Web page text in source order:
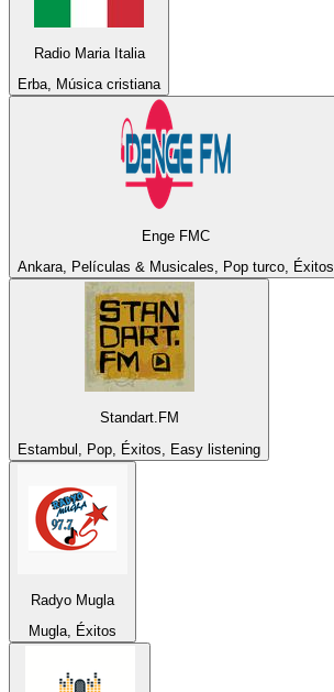
Radio Maria Italia
Erba, Música cristiana
Enge FMC
Ankara, Películas & Musicales, Pop turco, Éxitos
Standart.FM
Estambul, Pop, Éxitos, Easy listening
Radyo Mugla
Mugla, Éxitos